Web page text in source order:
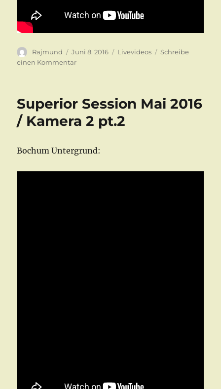
Autor
Rajmund
Veröffentlicht
am
Juni 8, 2016 Kategorien
Livevideos
Schreibe
einen Kommentarzu
2016
Kamera
Superior Session Mai 2016
/ Kamera 2 pt.2
Bochum Untergrund: